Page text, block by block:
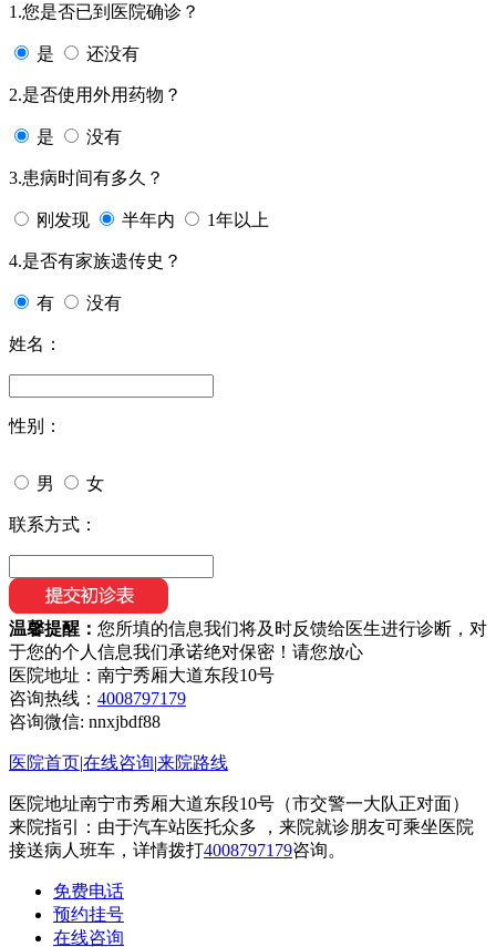
1.您是否已到医院确诊？
是 还没有
2.是否使用外用药物？
是 没有
3.患病时间有多久？
刚发现 半年内 1年以上
4.是否有家族遗传史？
有 没有
姓名：
性别：
男 女
联系方式：
温馨提醒： 您所填的信息我们将及时反馈给医生进行诊断，对
于您的个人信息我们承诺绝对保密！请您放心
医院地址：南宁秀厢大道东段10号
咨询热线： 4008797179
咨询微信: nnxjbdf88
医院首页|在线咨询|来院路线
医院地址南宁市秀厢大道东段10号（市交警一大队正对面）
来院指引：由于汽车站医托众多 ，来院就诊朋友可乘坐医院
接送病人班车，详情拨打4008797179咨询。
免费电话
预约挂号
在线咨询